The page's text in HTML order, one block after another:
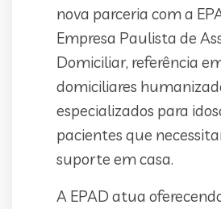
nova parceria com a
Empresa Paulista de
Domiciliar, referência
domiciliares
especializados para
pacientes que
suporte em casa.
A EPAD atua